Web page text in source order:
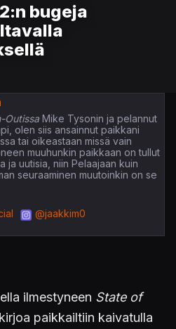
bugeja
OutissaMike Tysonin ja pelannut
olen siis ansainnut paikkani
tai oikeastaan missä vain
muuhunkin paikkaan on tullut
ja uutisia, niin Pelaajaan kuin
seuraaminen muutoinkin on se
@jaakkim0
ilmestyneen State of
paikkailtiin kaivatulla